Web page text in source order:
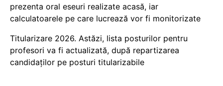
prezenta oral eseuri realizate acasă, iar
calculatoarele pe care lucrează vor fi monitorizate
Titularizare 2026. Astăzi, lista posturilor pentru
profesori va fi actualizată, după repartizarea
candidaților pe posturi titularizabile